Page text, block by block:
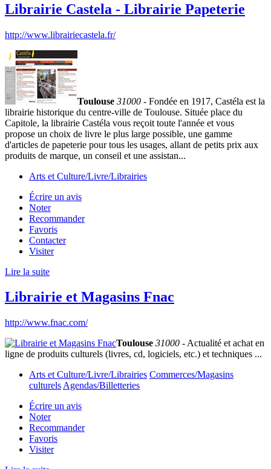
Librairie Castela - Librairie Papeterie
http://www.librairiecastela.fr/
Toulouse 31000 - Fondée en 1917, Castéla est la
librairie historique du centre-ville de Toulouse. Située place du
Capitole, la librairie Castéla vous reçoit toute l'année et vous
propose un choix de livre le plus large possible, une gamme
d'articles de papeterie pour tous les usages, allant de petits prix aux
produits de marque, un conseil et une assistan...
Arts et Culture/Livre/Librairies
Écrire un avis
Noter
Recommander
Favoris
Contacter
Visiter
Lire la suite
Librairie et Magasins Fnac
http://www.fnac.com/
Toulouse 31000 - Actualité et achat en
ligne de produits culturels (livres, cd, logiciels, etc.) et techniques ...
Arts et Culture/Livre/Librairies Commerces/Magasins
culturels Agendas/Billetteries
Écrire un avis
Noter
Recommander
Favoris
Visiter